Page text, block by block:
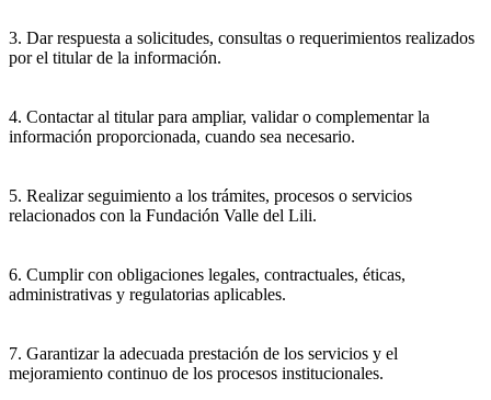
3. Dar respuesta a solicitudes, consultas o requerimientos realizados
por el titular de la información.
4. Contactar al titular para ampliar, validar o complementar la
información proporcionada, cuando sea necesario.
5. Realizar seguimiento a los trámites, procesos o servicios
relacionados con la Fundación Valle del Lili.
6. Cumplir con obligaciones legales, contractuales, éticas,
administrativas y regulatorias aplicables.
7. Garantizar la adecuada prestación de los servicios y el
mejoramiento continuo de los procesos institucionales.